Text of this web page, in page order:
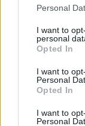
This information
disclose it to
Please note that
services and
not limited to
grant or deny
consent section.
Personal
I want to
personal
Opted In
I want to
Personal
Opted In
I want to
Personal
InvestirMag
Investieren24